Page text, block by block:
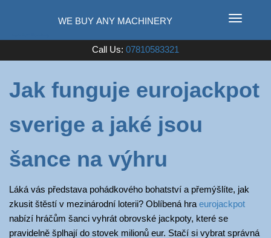
T
g
e
i
Call Us: 07810583321
Jak funguje eurojackpot
sverige a jaké jsou
šance na výhru
Láká vás představa pohádkového bohatství a přemýšlíte, jak
zkusit štěstí v mezinárodní loterii? Oblíbená hra eurojackpot
nabízí hráčům šanci vyhrát obrovské jackpoty, které se
pravidelně šplhají do stovek milionů eur. Stačí si vybrat správná